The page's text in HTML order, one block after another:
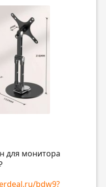
для монитора
bdw9?